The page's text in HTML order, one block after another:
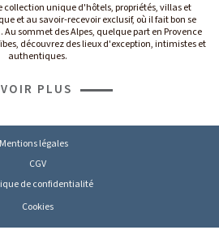
collection unique d'hôtels, propriétés, villas et
et au savoir-recevoir exclusif, où il fait bon se
Au sommet des Alpes, quelque part en Provence
découvrez des lieux d'exception, intimistes et
authentiques.
PLUS
Mentions légales
CGV
de confidentialité
Cookies